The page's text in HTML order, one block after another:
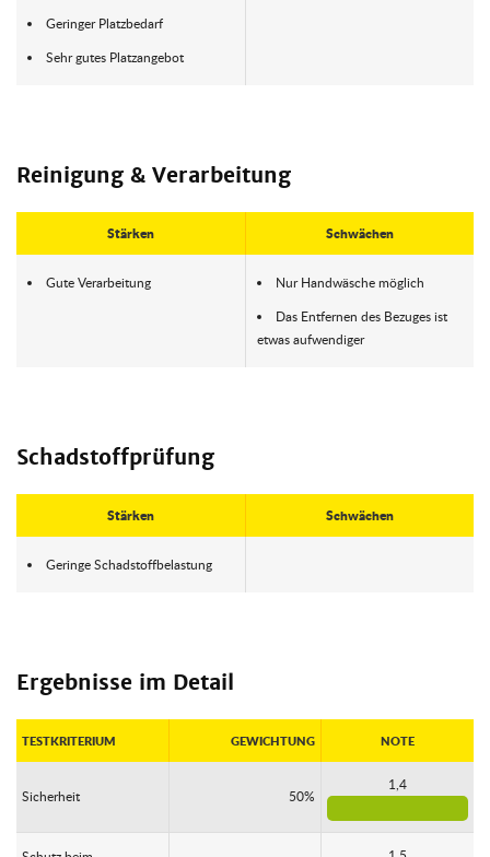
Geringer Platzbedarf
Sehr gutes Platzangebot
Reinigung & Verarbeitung
Stärken Schwächen
Gute Verarbeitung
Nur Handwäsche möglich
Das Entfernen des Bezuges ist
etwas aufwendiger
Schadstoffprüfung
Stärken Schwächen
Geringe Schadstoffbelastung
Ergebnisse im Detail
TESTKRITERIUM GEWICHTUNG NOTE
Sicherheit 50%
1,4